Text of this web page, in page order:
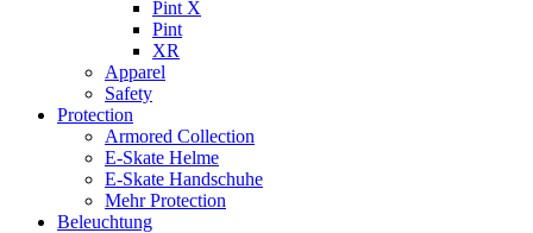
Pint X
Pint
XR
Apparel
Safety
Protection
Armored Collection
E-Skate Helme
E-Skate Handschuhe
Mehr Protection
Beleuchtung